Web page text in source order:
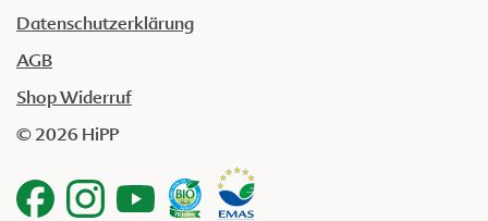
Datenschutzerklärung
AGB
Shop Widerruf
© 2026 HiPP